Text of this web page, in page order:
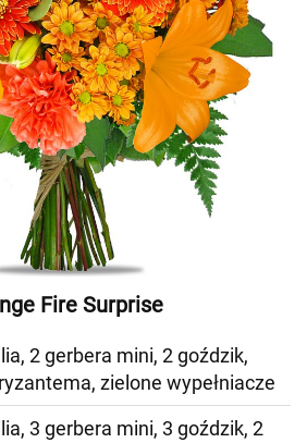
Fire Surprise
2 gerbera mini, 2 goździk,
zielone wypełniacze
3 gerbera mini, 3 goździk, 2